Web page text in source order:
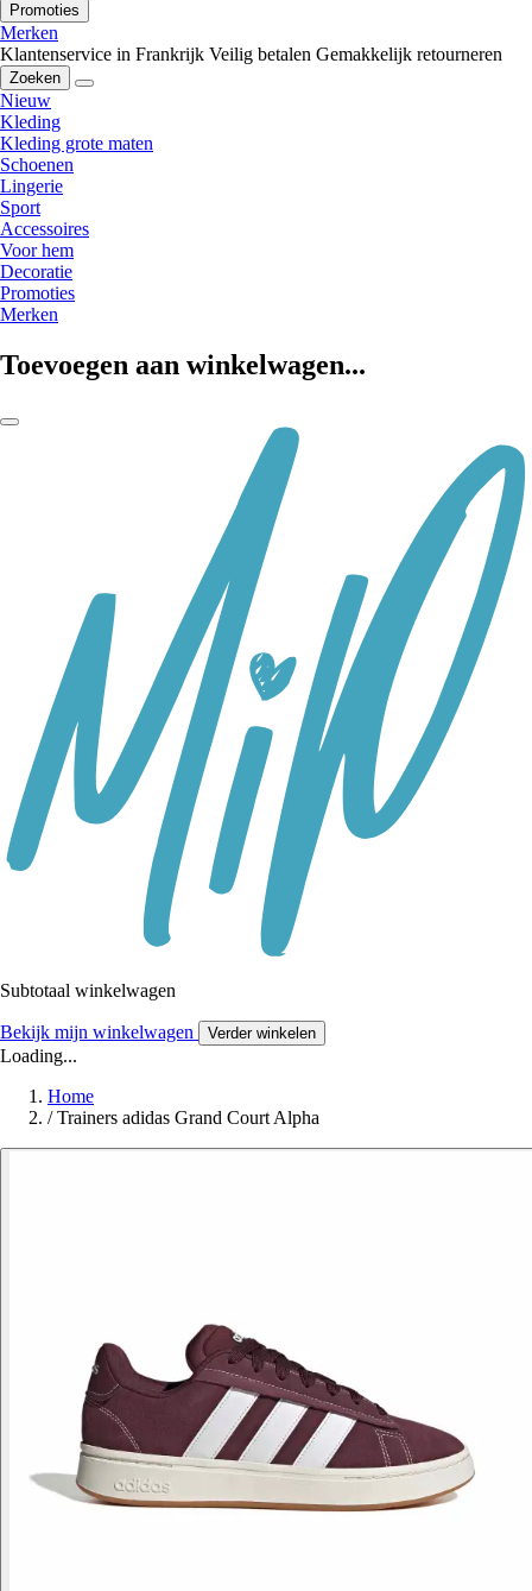
Promoties
Merken
Klantenservice in Frankrijk Veilig betalen Gemakkelijk retourneren
Zoeken
Nieuw
Kleding
Kleding grote maten
Schoenen
Lingerie
Sport
Accessoires
Voor hem
Decoratie
Promoties
Merken
Toevoegen aan winkelwagen...
Subtotaal winkelwagen
Bekijk mijn winkelwagen Verder winkelen
Loading...
Home
/ Trainers adidas Grand Court Alpha